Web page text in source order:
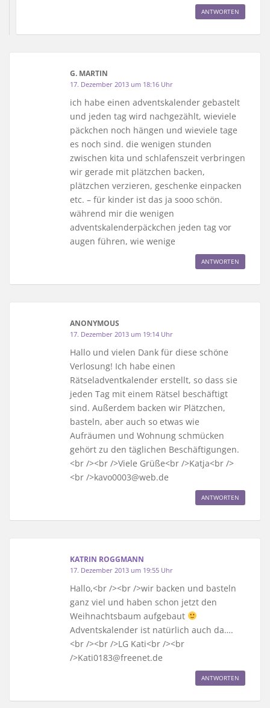
ANTWORTEN
G. MARTIN
17. Dezember 2013 um 18:16 Uhr
ich habe einen adventskalender gebastelt
und jeden tag wird nachgezählt, wieviele
päckchen noch hängen und wieviele tage
es noch sind. die wenigen stunden
zwischen kita und schlafenszeit verbringen
wir gerade mit plätzchen backen,
plätzchen verzieren, geschenke einpacken
etc. – für kinder ist das ja sooo schön.
während mir die wenigen
adventskalenderpäckchen jeden tag vor
augen führen, wie wenige
ANTWORTEN
ANONYMOUS
17. Dezember 2013 um 19:14 Uhr
Hallo und vielen Dank für diese schöne
Verlosung! Ich habe einen
Rätseladventkalender erstellt, so dass sie
jeden Tag mit einem Rätsel beschäftigt
sind. Außerdem backen wir Plätzchen,
basteln, aber auch so etwas wie
Aufräumen und Wohnung schmücken
gehört zu den täglichen Beschäftigungen.
<br /><br />Viele Grüße<br />Katja<br />
<br />kavo0003@web.de
ANTWORTEN
KATRIN ROGGMANN
17. Dezember 2013 um 19:55 Uhr
Hallo,<br /><br />wir backen und basteln
ganz viel und haben schon jetzt den
Weihnachtsbaum aufgebaut
Adventskalender ist natürlich auch da….
<br /><br />LG Kati<br /><br
/>Kati0183@freenet.de
ANTWORTEN